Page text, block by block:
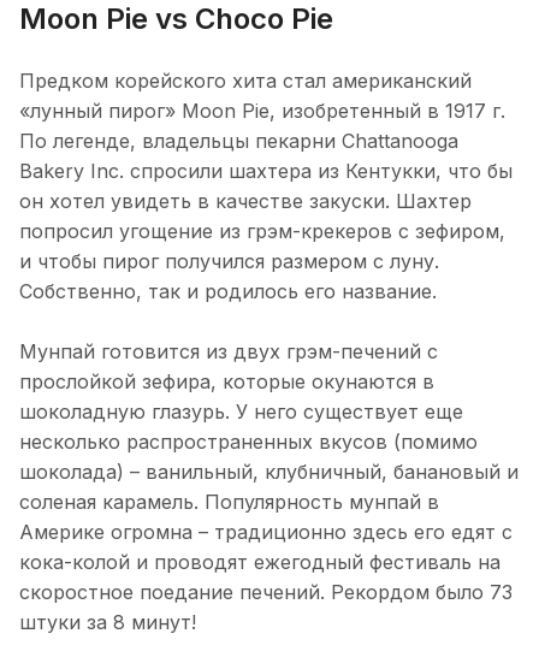
Moon Pie vs Choco Pie
Предком корейского хита стал американский
«лунный пирог» Moon Pie, изобретенный в 1917 г.
По легенде, владельцы пекарни Chattanooga
Bakery Inc. спросили шахтера из Кентукки, что бы
он хотел увидеть в качестве закуски. Шахтер
попросил угощение из грэм-крекеров с зефиром,
и чтобы пирог получился размером с луну.
Собственно, так и родилось его название.
Мунпай готовится из двух грэм-печений с
прослойкой зефира, которые окунаются в
шоколадную глазурь. У него существует еще
несколько распространенных вкусов (помимо
шоколада) – ванильный, клубничный, банановый и
соленая карамель. Популярность мунпай в
Америке огромна – традиционно здесь его едят с
кока-колой и проводят ежегодный фестиваль на
скоростное поедание печений. Рекордом было 73
штуки за 8 минут!